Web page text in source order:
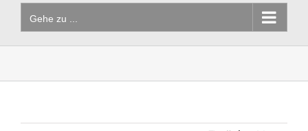
Gehe zu ...